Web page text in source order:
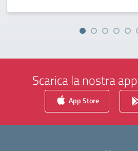
Scarica la nostra
App Store